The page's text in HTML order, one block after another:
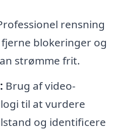
rensning
blokeringer og
strømme frit.
Brug af video-
til at vurdere
og identificere